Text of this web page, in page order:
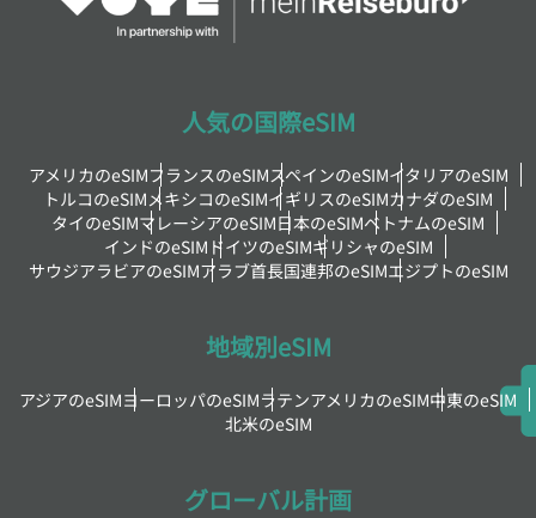
人気の国際eSIM
アメリカのeSIMフランスのeSIMスペインのeSIMイタリアのeSIM
トルコのeSIM メキシコのeSIMイギリスのeSIMカナダのeSIM
タイのeSIMマレーシアのeSIM日本のeSIMベトナムのeSIM
インドのeSIM ドイツのeSIMギリシャのeSIM
サウジアラビアのeSIMアラブ首長国連邦のeSIMエジプトのeSIM
地域別eSIM
アジアのeSIMヨーロッパのeSIMラテンアメリカのeSIM中東のeSIM
北米のeSIM
グローバル計画